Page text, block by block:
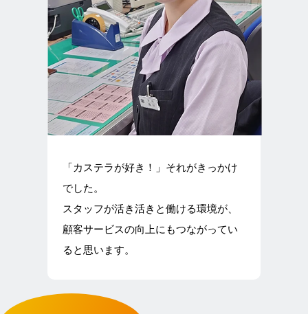
「カステラが好き！」それがきっかけ
でした。
スタッフが活き活きと働ける環境が、
顧客サービスの向上にもつながってい
ると思います。